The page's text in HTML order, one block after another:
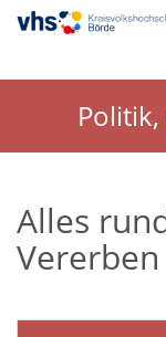
Alles
Vererben